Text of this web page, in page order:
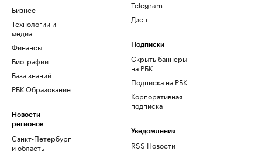
Бизнес
Технологии и
медиа
Финансы
Биографии
База знаний
РБК Образование
Новости
регионов
Санкт-Петербург
и область
Telegram
Дзен
Подписки
Скрыть баннеры
на РБК
Подписка на РБК
Корпоративная
подписка
Уведомления
RSS Новости